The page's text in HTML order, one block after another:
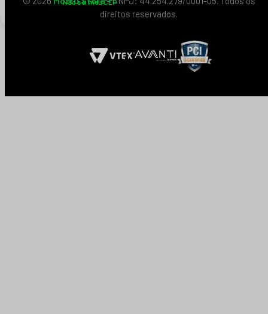
direitos reservados.
Não sei meu CEP